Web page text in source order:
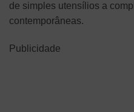
de simples utensílios a
contemporâneas.
Publicidade